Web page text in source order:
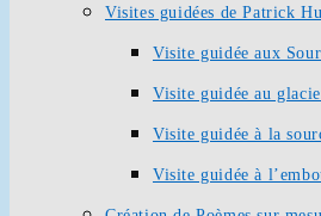
Visites guidées de Patrick
Visite guidée aux
Visite guidée au
Visite guidée à la
Visite guidée à